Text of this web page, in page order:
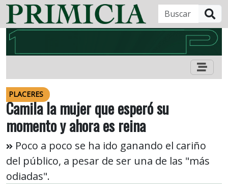
PLACERES
Camila la mujer que esperó su
momento y ahora es reina
Poco a poco se ha ido ganando el cariño
del público, a pesar de ser una de las "más
odiadas".